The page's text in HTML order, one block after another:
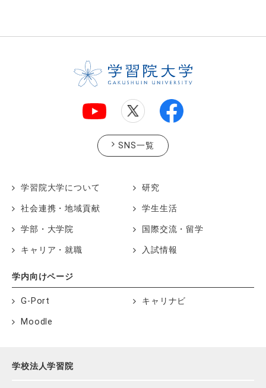
SNS一覧
学習院大学について 研究
社会連携・地域貢献 学生生活
学部・大学院 国際交流・留学
キャリア・就職 入試情報
学内向けページ
G-Port キャリナビ
Moodle
学校法人学習院